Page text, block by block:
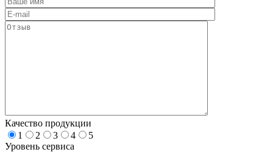
Качество продукции
1
2 3 4
5
Уровень сервиса